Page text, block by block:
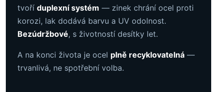
tvoří duplexní systém — zinek chrání ocel proti
korozi, lak dodává barvu a UV odolnost.
Bezúdržbové, s životností desítky let.
A na konci života je ocel plně recyklovatelná —
trvanlivá, ne spotřební volba.